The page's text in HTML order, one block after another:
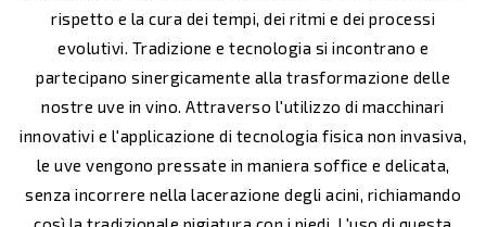
rispetto e la cura dei tempi, dei ritmi e dei processi
evolutivi. Tradizione e tecnologia si incontrano e
partecipano sinergicamente alla trasformazione delle
nostre uve in vino. Attraverso l'utilizzo di macchinari
innovativi e l'applicazione di tecnologia fisica non invasiva,
le uve vengono pressate in maniera soffice e delicata,
senza incorrere nella lacerazione degli acini, richiamando